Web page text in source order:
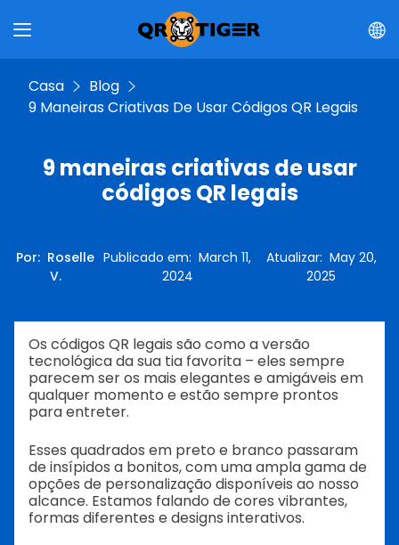
Casa
Blog
9 Maneiras Criativas De Usar Códigos QR Legais
9 maneiras criativas de usar
códigos QR legais
Por: Roselle
V.
Publicado em:March 11,
2024
Atualizar: May 20,
2025
Os códigos QR legais são como a versão
tecnológica da sua tia favorita – eles sempre
parecem ser os mais elegantes e amigáveis em
qualquer momento e estão sempre prontos
para entreter.
Esses quadrados em preto e branco passaram
de insípidos a bonitos, com uma ampla gama de
opções de personalização disponíveis ao nosso
alcance. Estamos falando de cores vibrantes,
formas diferentes e designs interativos.